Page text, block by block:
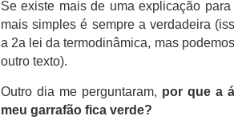
Se existe mais de uma explicação
mais simples é sempre a verdadeira
a 2a lei da termodinâmica, mas
outro texto).
Outro dia me perguntaram, por que a
meu garrafão fica verde?